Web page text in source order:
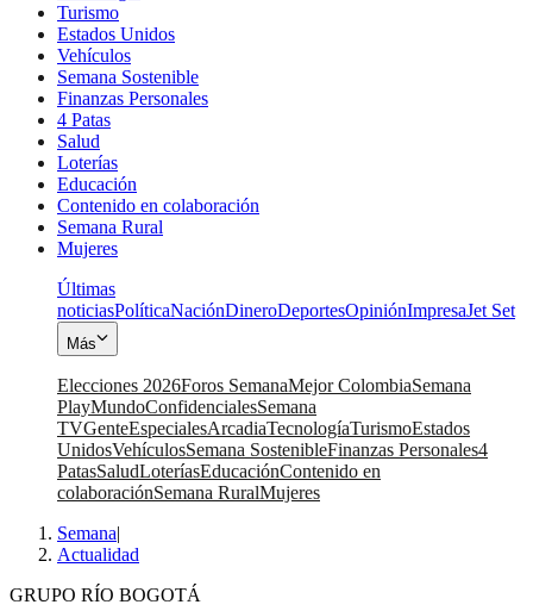
Turismo
Estados Unidos
Vehículos
Semana Sostenible
Finanzas Personales
4 Patas
Salud
Loterías
Educación
Contenido en colaboración
Semana Rural
Mujeres
Últimas
noticiasPolíticaNaciónDineroDeportesOpiniónImpresaJet Set
Más
Elecciones 2026Foros SemanaMejor ColombiaSemana
PlayMundoConfidencialesSemana
TVGenteEspecialesArcadiaTecnologíaTurismoEstados
UnidosVehículosSemana SostenibleFinanzas Personales4
PatasSaludLoteríasEducaciónContenido en
colaboraciónSemana RuralMujeres
Semana|
Actualidad
GRUPO RÍO BOGOTÁ